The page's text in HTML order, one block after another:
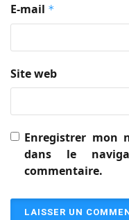
E-mail *
Site web
Enregistrer mon
dans le
commentaire.